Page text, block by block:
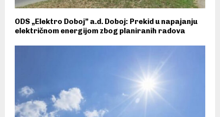
ODS „Elektro Doboj” a.d. Doboj: Prekid u napajanju
električnom energijom zbog planiranih radova